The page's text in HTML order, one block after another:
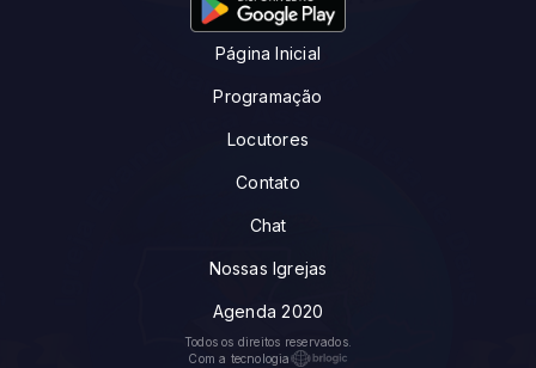
Página Inicial
Programação
Locutores
Contato
Chat
Nossas Igrejas
Agenda 2020
Todos os direitos reservados.
Com a tecnologia